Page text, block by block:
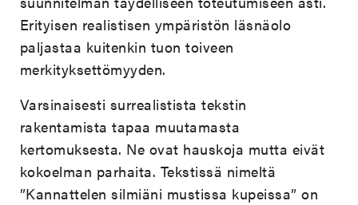
Erityisen realistisen ympäristön läsnäolo
paljastaa kuitenkin tuon toiveen
merkityksettömyyden.
Varsinaisesti surrealistista tekstin
rakentamista tapaa muutamasta
kertomuksesta. Ne ovat hauskoja mutta eivät
kokoelman parhaita. Tekstissä nimeltä
”Kannattelen silmiäni mustissa kupeissa” on